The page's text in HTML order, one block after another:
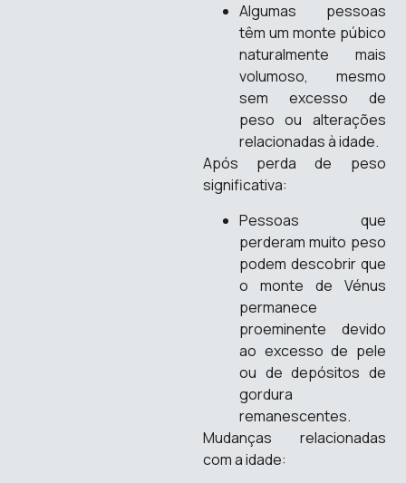
Algumas pessoas
têm um monte púbico
naturalmente mais
volumoso, mesmo
sem excesso de
peso ou alterações
relacionadas à idade.
Após perda de peso
significativa:
Pessoas que
perderam muito peso
podem descobrir que
o monte de Vénus
permanece
proeminente devido
ao excesso de pele
ou de depósitos de
gordura
remanescentes.
Mudanças relacionadas
com a idade: